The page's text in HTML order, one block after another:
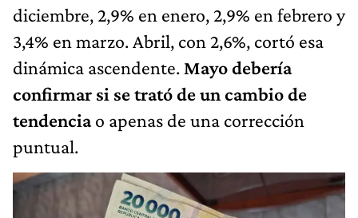
diciembre, 2,9% en enero, 2,9% en febrero y
3,4% en marzo. Abril, con 2,6%, cortó esa
dinámica ascendente. Mayo debería
confirmar si se trató de un cambio de
tendenciao apenas de una corrección
puntual.